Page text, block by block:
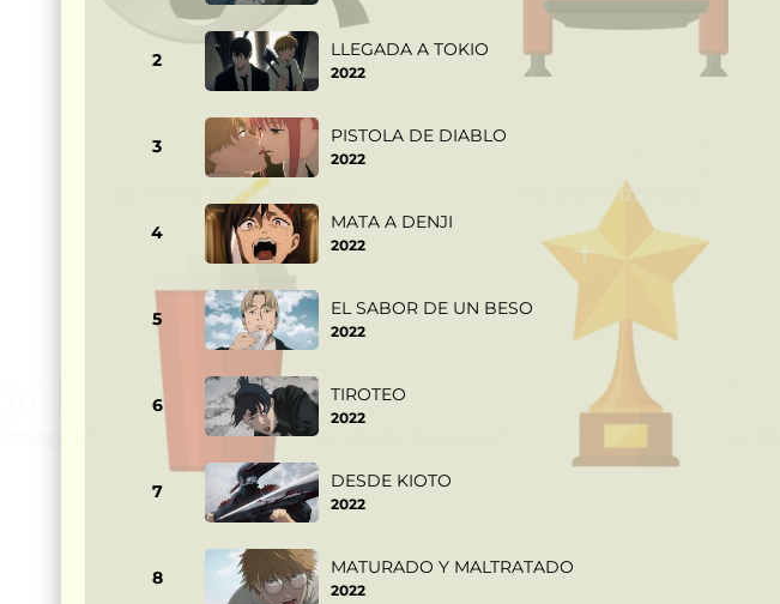
2 LLEGADA A TOKIO
2022
3 PISTOLA DE DIABLO
2022
4 MATA A DENJI
2022
5 EL SABOR DE UN BESO
2022
6 TIROTEO
2022
7 DESDE KIOTO
2022
8 MATURADO Y MALTRATADO
2022